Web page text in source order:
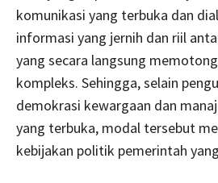
komunikasi yang terbuka dan
informasi yang jernih dan riil
yang secara langsung
kompleks. Sehingga, selain
demokrasi kewargaan dan
yang terbuka, modal tersebut
kebijakan politik pemerintah